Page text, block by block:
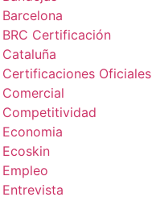
Barcelona
BRC Certificación
Cataluña
Certificaciones Oficiales
Comercial
Competitividad
Economia
Ecoskin
Empleo
Entrevista